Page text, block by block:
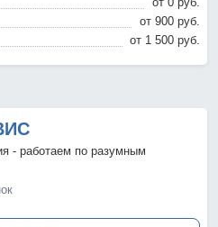
от 900 pyб.
от 1 500 pyб.
- работаем по разумным